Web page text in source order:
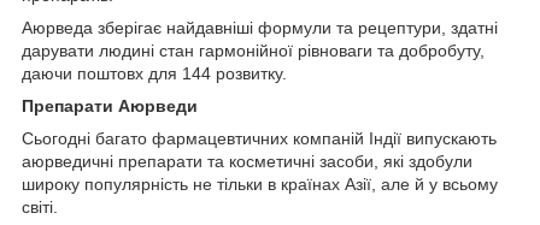
Аюрведа зберігає найдавніші формули та рецептури, здатні
дарувати людині стан гармонійної рівноваги та добробуту,
даючи поштовх для 144 розвитку.
Препарати Аюрведи
Сьогодні багато фармацевтичних компаній Індії випускають
аюрведичні препарати та косметичні засоби, які здобули
широку популярність не тільки в країнах Азії, але й у всьому
світі.